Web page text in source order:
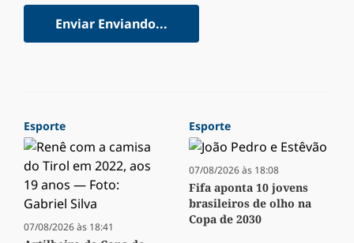
Enviar Enviando...
Esporte
07/08/2026 às 18:41
Esporte
07/08/2026 às 18:08
Fifa aponta 10 jovens
brasileiros de olho na
Copa de 2030